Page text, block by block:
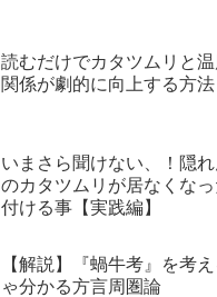
読むだけでカタツムリと
関係が劇的に向上する方法
いまさら聞けない、！隠れ
のカタツムリが居なくな
付ける事【実践編】
【解説】『蝸牛考』を考
ゃ分かる方言周圏論